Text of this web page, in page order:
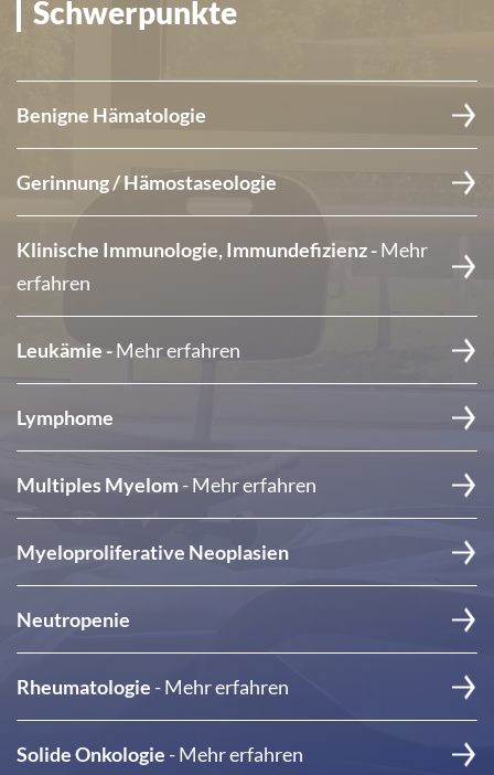
Schwerpunkte
Benigne Hämatologie
Gerinnung / Hämostaseologie
Klinische Immunologie, Immundefizienz -Mehr
erfahren
Leukämie -Mehr erfahren
Lymphome
Multiples Myelom - Mehr erfahren
Myeloproliferative Neoplasien
Neutropenie
Rheumatologie - Mehr erfahren
Solide Onkologie - Mehr erfahren